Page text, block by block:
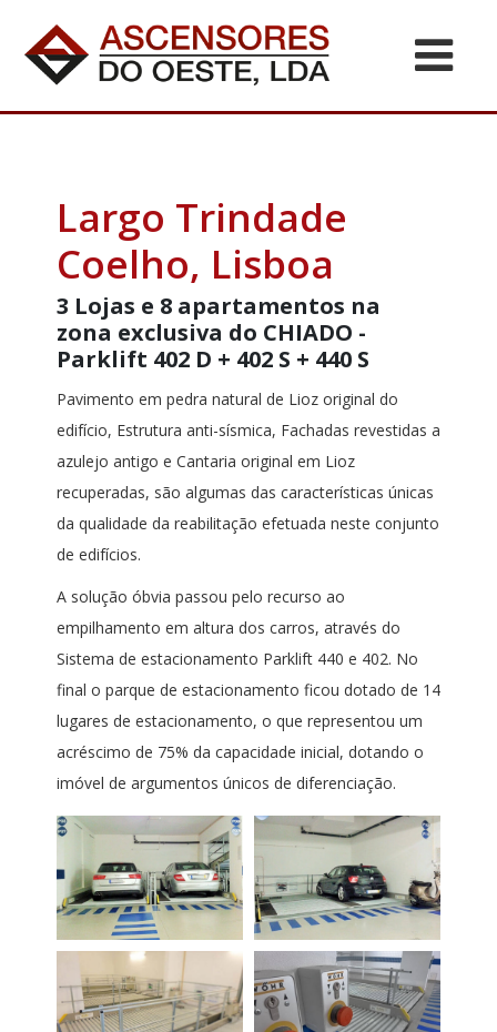
Largo Trindade
Coelho, Lisboa
3 Lojas e 8 apartamentos na
zona exclusiva do CHIADO -
Parklift 402 D + 402 S + 440 S
Pavimento em pedra natural de Lioz original do
edifício, Estrutura anti-sísmica, Fachadas revestidas a
azulejo antigo e Cantaria original em Lioz
recuperadas, são algumas das características únicas
da qualidade da reabilitação efetuada neste conjunto
de edifícios.
A solução óbvia passou pelo recurso ao
empilhamento em altura dos carros, através do
Sistema de estacionamento Parklift 440 e 402. No
final o parque de estacionamento ficou dotado de 14
lugares de estacionamento, o que representou um
acréscimo de 75% da capacidade inicial, dotando o
imóvel de argumentos únicos de diferenciação.